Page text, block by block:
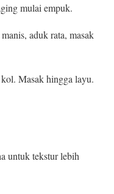
mulai empuk.
aduk rata, masak
Masak hingga layu.
untuk tekstur lebih